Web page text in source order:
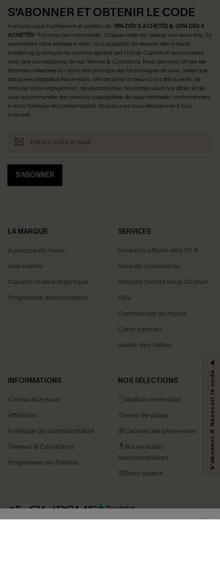
S'ABONNER ET OBTENIR LE CODE
Inscrivez-vous maintenant et profitez de -15% DÈS 2 ACHETÉS & -25% DÈS 4
ACHETÉS! *Un code par commande. Chaque code est valable une seule fois. En
soumettant votre adresse e-mail, vous acceptez de recevoir des e-mails
marketing (y compris du contenu généré par l'IA) de Cupshe et reconnaissez
avoir pris connaissance de nosTermes & Conditions. Nous pouvons utiliser les
données collectées sur notre site ainsi que des technologies de suivi, telles que
des pixels intégrés à nos e-mails, afin de savoir si ceux-ci ont été ouverts, de
mesurer votre engagement, de personnaliser nos contenus et nos offres, et de
vous recommander des produits susceptibles de vous intéresser, conformément
à notre Politique de confidentialité. Vous pouvez vous désabonner à tout
moment.
S'ABONNER
LA MARQUE
À propos de nous
Avis clients
Cupshe chaîne logistique
Programme ambassadeur
SERVICES
Livraison offerte dès 55 €
Suivi de commande
Retours faciles sous 30 jours
FAQ
Commencer un retour
Carte cadeau
Guide des tailles
INFORMATIONS
Contactez-nous
Affiliation
Politique de confidentialité
Termes & Conditions
Programme de fidélité
NOS SÉLECTIONS
🩱Maillot ventre plat
Tenue de plage
🎁Cadeau de bienvenue
🔝Nouveautés
hebdomadaires
😍Best-sellers
4.3
PROFITEZ DE -15%
marketing (y compris du contenu généré par l'IA) de Cupshe et
pouvons utiliser les données collectées sur notre site ainsi que des
savoir si ceux-ci ont été ouverts, de mesurer votre engagement, de
personnaliser nos contenus et nos offres, et de vous recommander des
produits susceptibles de vous intéresser, conformément à notre
Politique de
. Vous pouvez vous désabonner à tout moment.
S'abonner & Recevoir le code